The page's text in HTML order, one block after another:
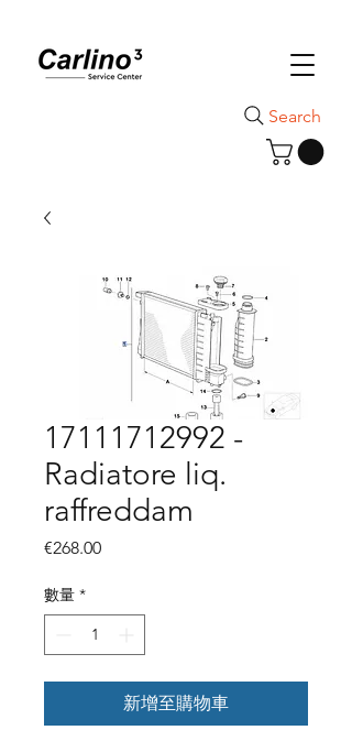
Search
17111712992 -
Radiatore liq.
raffreddam
€268.00價
數量 *
新增至購物車